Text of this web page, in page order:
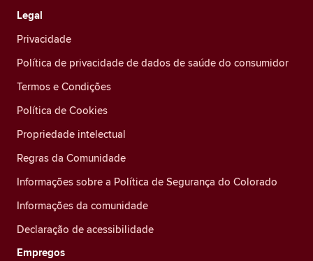
Legal
Privacidade
Política de privacidade de dados de saúde do consumidor
Termos e Condições
Política de Cookies
Propriedade intelectual
Regras da Comunidade
Informações sobre a Política de Segurança do Colorado
Informações da comunidade
Declaração de acessibilidade
Empregos